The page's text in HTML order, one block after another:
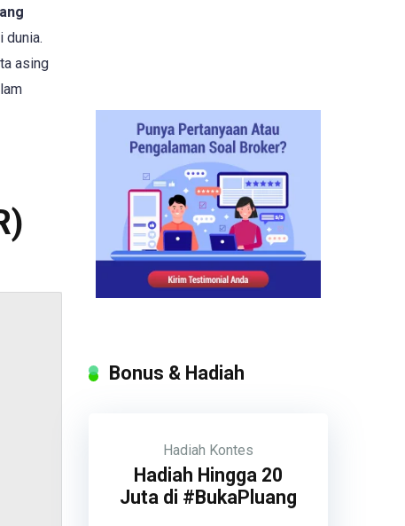
dunia.
asing
Bonus & Hadiah
Hadiah Kontes
Hadiah Hingga 20
Juta di #BukaPluang